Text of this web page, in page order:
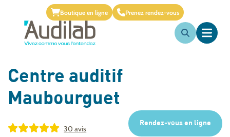
Boutique en ligne Prenez rendez-vous
Centre auditif
Maubourguet
30 avis
Rendez-vous en ligne